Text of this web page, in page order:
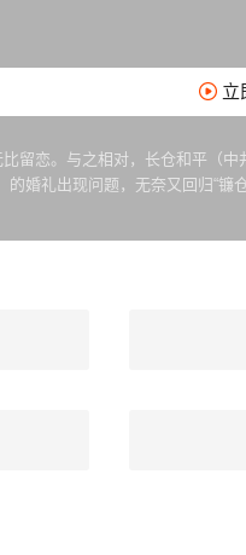
立
恋。与之相对，长仓和平（
礼出现问题，无奈又回归“镰
和平似乎也对女儿同学的母